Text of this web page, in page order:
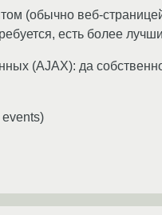
(обычно веб-
есть более
(AJAX): да